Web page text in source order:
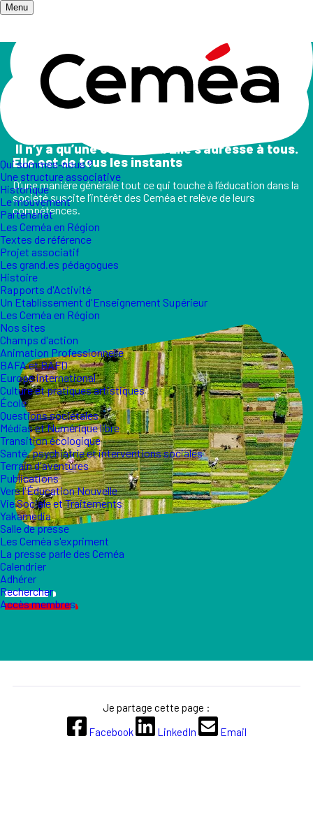
Menu
Qui sommes-nous ?
Une structure associative
Historique
Le mouvement
Partenariat
Les Ceméa en Région
Textes de référence
Projet associatif
Les grand.es pédagogues
Histoire
Rapports d'Activité
Un Etablissement d'Enseignement Supérieur
Les Ceméa en Région
Nos sites
Champs d'action
Animation Professionnelle
BAFA et BAFD
Europe international
Culture et pratiques artistiques
École
Questions sociétales
Médias et Numérique libre
Transition écologique
Santé, psychiatrie et interventions sociales
Terrain d'aventures
Publications
Vers l'Éducation Nouvelle
Vie Sociale et Traitements
Yakamedia
Salle de presse
Les Ceméa s'expriment
La presse parle des Ceméa
Calendrier
Adhérer
Rechercher
Accès membres
Accueil/ Champs d'action
Les champs d'action
II n’y a qu’une éducation. Elle s’adresse à tous.
Elle est de tous les instants
D’une manière générale tout ce qui touche à l’éducation dans la
société suscite l’intérêt des Ceméa et relève de leurs
compétences.
Je partage cette page :
Facebook
LinkedIn Email